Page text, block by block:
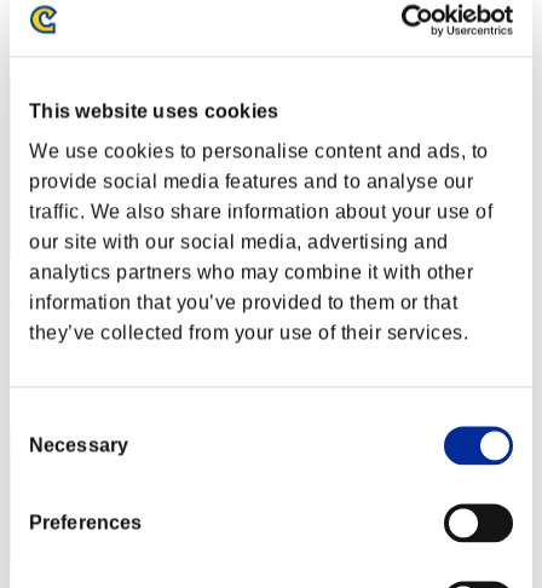
This website uses cookies
We use cookies to personalise content and ads, to
provide social media features and to analyse our
traffic. We also share information about your use of
our site with our social media, advertising and
analytics partners who may combine it with other
information that you’ve provided to them or that
they’ve collected from your use of their services.
Selection
Necessary
Preferences
Posición
Arachely13
Puntos:1028124